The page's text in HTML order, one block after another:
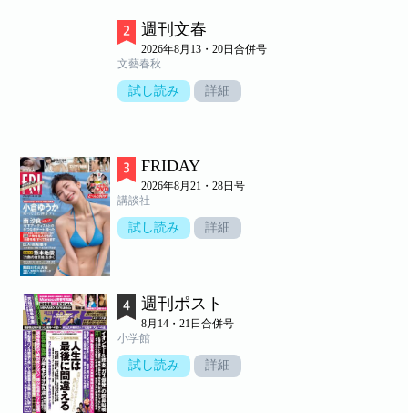
週刊文春
2026年8月13・20日合併号
文藝春秋
試し読み 詳細
FRIDAY
2026年8月21・28日号
講談社
試し読み 詳細
週刊ポスト
8月14・21日合併号
小学館
試し読み 詳細